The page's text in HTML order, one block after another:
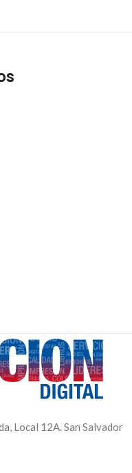
Local 12A. San Salvador